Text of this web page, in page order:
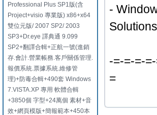
Professional Plus SP1版(含
Project+visio 專業版) x86+x64
雙位元版/ 2007 SP2/ 2003
SP3+Dr.eye 譯典通 9.099
SP2+翻譯合輯+正航一號(進銷
存.會計.營業帳務.客戶關係管理.
報價系統.票據系統.維修管
理)+防毒合輯+490套 Windows
7.VISTA.XP 專用 軟體合輯
+3850個 字型+24萬個 素材+音
效+網頁模版+簡報範本+450本
-
Solutions
-=-=-=-
=